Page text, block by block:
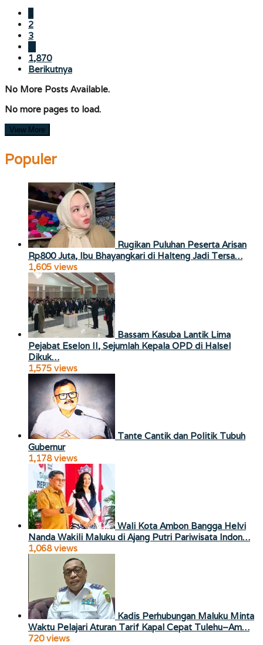
1
2
3
…
1,870
Berikutnya
No More Posts Available.
No more pages to load.
View More
Populer
Rugikan Puluhan Peserta Arisan
Rp800 Juta, Ibu Bhayangkari di Halteng Jadi Tersa…
1,605 views
Bassam Kasuba Lantik Lima
Pejabat Eselon II, Sejumlah Kepala OPD di Halsel
Dikuk…
1,575 views
Tante Cantik dan Politik Tubuh
Gubernur
1,178 views
Wali Kota Ambon Bangga Helvi
Nanda Wakili Maluku di Ajang Putri Pariwisata Indon…
1,068 views
Kadis Perhubungan Maluku Minta
Waktu Pelajari Aturan Tarif Kapal Cepat Tulehu–Am…
720 views